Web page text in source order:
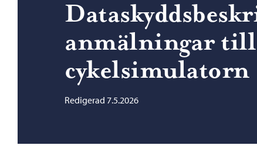
anmälningar
cykelsimulatorn
Redigerad 7.5.2026